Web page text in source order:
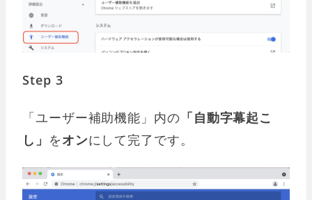
Step 3
「ユーザー補助機能」内の 「自動字幕起こ
し」 をオンにして完了です。